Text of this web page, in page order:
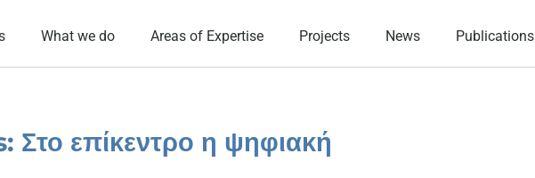
What we do Areas of Expertise Projects News Publications
επίκεντρο η ψηφιακή